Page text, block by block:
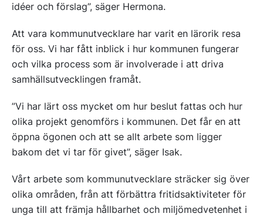
idéer och förslag”, säger Hermona.
Att vara kommunutvecklare har varit en lärorik resa
för oss. Vi har fått inblick i hur kommunen fungerar
och vilka process som är involverade i att driva
samhällsutvecklingen framåt.
”Vi har lärt oss mycket om hur beslut fattas och hur
olika projekt genomförs i kommunen. Det får en att
öppna ögonen och att se allt arbete som ligger
bakom det vi tar för givet”, säger Isak.
Vårt arbete som kommunutvecklare sträcker sig över
olika områden, från att förbättra fritidsaktiviteter för
unga till att främja hållbarhet och miljömedvetenhet i